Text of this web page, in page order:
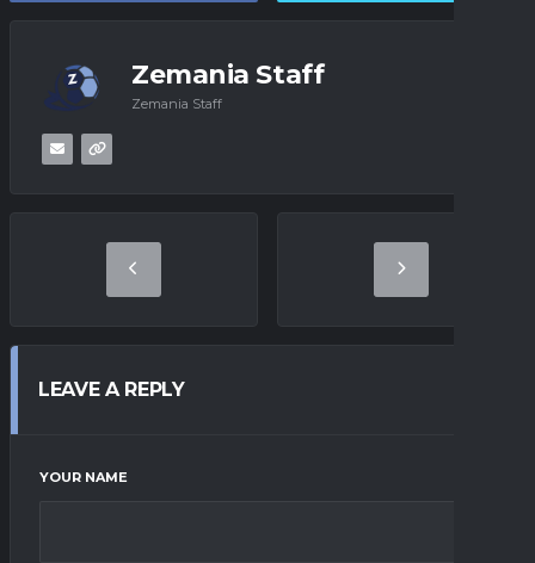
Zemania Staff
Zemania Staff
LEAVE A REPLY
YOUR NAME